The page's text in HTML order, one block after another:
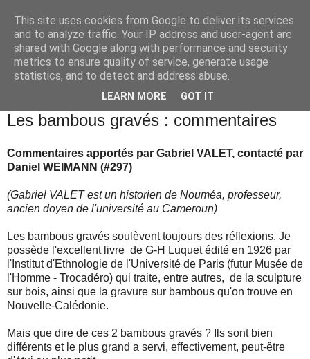
Les bambous gravés : commentaires
Commentaires apportés par Gabriel VALET, contacté par
Daniel WEIMANN (#297)
(Gabriel VALET est un historien de Nouméa, professeur,
ancien doyen de l'université au Cameroun)
Les bambous gravés soulèvent toujours des réflexions. Je
possède l'excellent livre de G-H Luquet édité en 1926 par
l'Institut d'Ethnologie de l'Université de Paris (futur Musée de
l'Homme - Trocadéro) qui traite, entre autres, de la sculpture
sur bois, ainsi que la gravure sur bambous qu'on trouve en
Nouvelle-Calédonie.
Mais que dire de ces 2 bambous gravés ? Ils sont bien
différents et le plus grand a servi, effectivement, peut-être
This site uses cookies from Google to deliver its services
and to analyze traffic. Your IP address and user-agent are
shared with Google along with performance and security
metrics to ensure quality of service, generate usage
statistics, and to detect and address abuse.
LEARN MORE GOT IT